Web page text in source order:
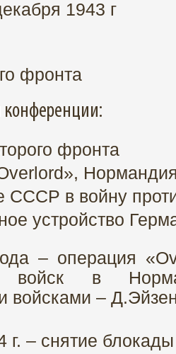
1943 г
фронта
конференции:
фронта
СССР в войну
устройство
– операция
войск в
войсками –
г. – снятие